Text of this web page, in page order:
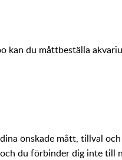
kan du måttbeställa
önskade mått, tillval
du förbinder dig inte till